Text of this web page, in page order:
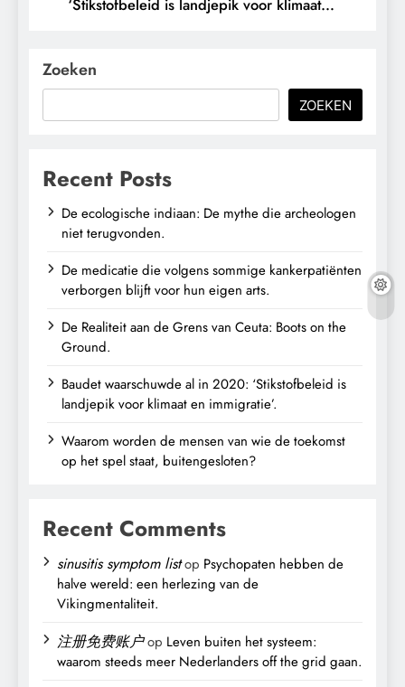
‘Stikstofbeleid is landjepik voor klimaat
Zoeken
ZOEKEN
Recent Posts
De ecologische indiaan: De mythe die archeologen
niet terugvonden.
De medicatie die volgens sommige kankerpatiënten
verborgen blijft voor hun eigen arts.
De Realiteit aan de Grens van Ceuta: Boots on the
Ground.
Baudet waarschuwde al in 2020: ‘Stikstofbeleid is
landjepik voor klimaat en immigratie’.
Waarom worden de mensen van wie de toekomst
op het spel staat, buitengesloten?
Recent Comments
sinusitis symptom listop Psychopaten hebben de
halve wereld: een herlezing van de
Vikingmentaliteit.
注册免费账户op Leven buiten het systeem:
waarom steeds meer Nederlanders off the grid gaan.